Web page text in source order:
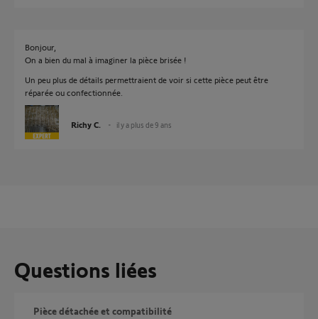
Bonjour,
On a bien du mal à imaginer la pièce brisée !
Un peu plus de détails permettraient de voir si cette pièce peut être
réparée ou confectionnée.
Richy C. il y a plus de 9 ans
Questions liées
Pièce détachée et compatibilité